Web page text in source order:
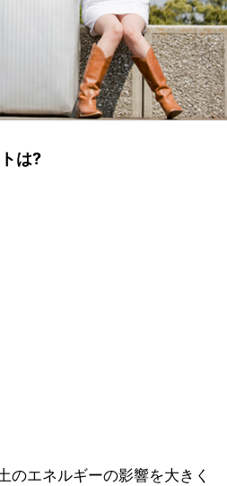
は?
のエネルギーの影響を大きく